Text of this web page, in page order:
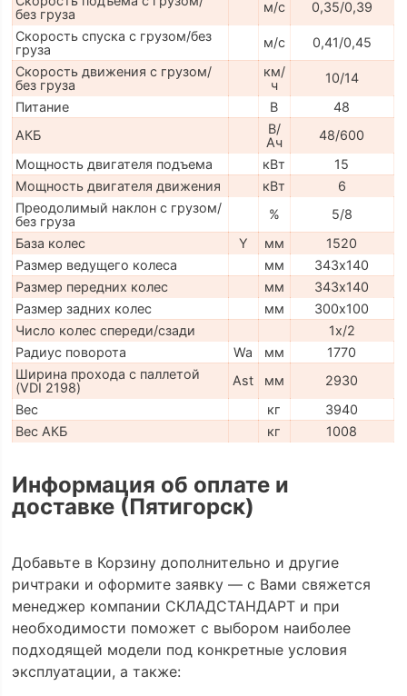
без груза
м/с
0,35/0,39
Скорость спуска с грузом/без
груза
м/с
0,41/0,45
Скорость движения с грузом/
без груза
км/
ч
10/14
Питание
В
48
АКБ
В/
Ач
48/600
Мощность двигателя подъема
кВт
15
Мощность двигателя движения
кВт
6
Преодолимый наклон с грузом/
без груза
%
5/8
База колес
Y мм
1520
Размер ведущего колеса
мм
343х140
Размер передних колес
мм
343х140
Размер задних колес
мм
300х100
Число колес спереди/сзади
1х/2
Радиус поворота
Wa мм
1770
Ширина прохода с паллетой
(VDI 2198)
Ast мм
2930
Вес
кг
3940
Вес АКБ
кг 1008
Информация об оплате и
доставке (Пятигорск)
Добавьте в Корзину дополнительно и другие
ричтраки и оформите заявку — с Вами свяжется
менеджер компании СКЛАДСТАНДАРТ и при
необходимости поможет с выбором наиболее
подходящей модели под конкретные условия
эксплуатации, а также: